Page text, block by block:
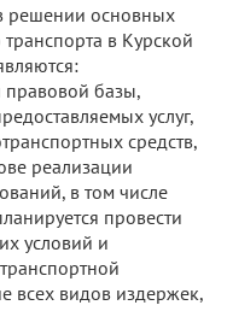
решении основных
в Курской
правовой базы,
услуг,
средств,
реализации
в том числе
провести
условий и
всех видов издержек,